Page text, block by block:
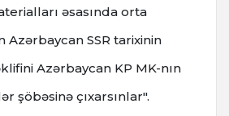
əsasında orta
SSR tarixinin
Azərbaycan KP MK-nın
şöbəsinə çıxarsınlar".